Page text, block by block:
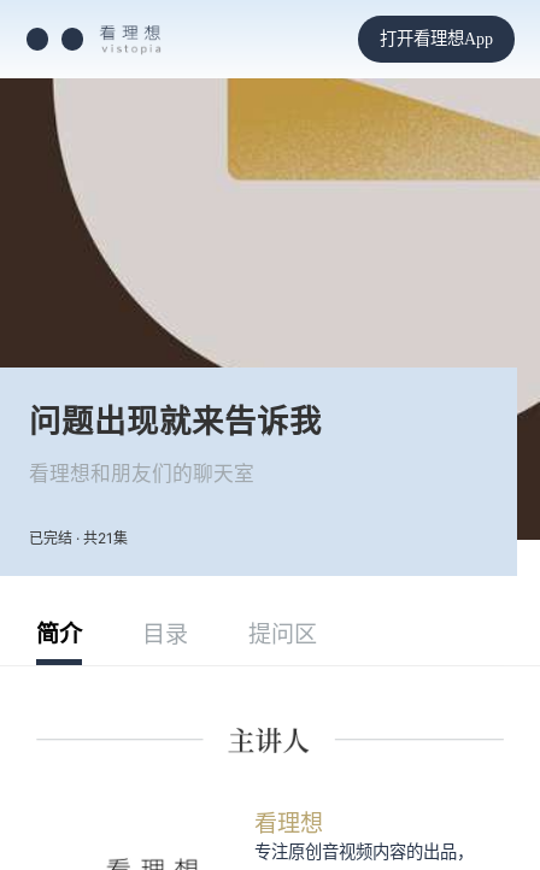
打开看理想App
问题出现就来告诉我
看理想和朋友们的聊天室
已完结 · 共21集
简介 目录 提问区
看理想
专注原创音视频内容的出品，